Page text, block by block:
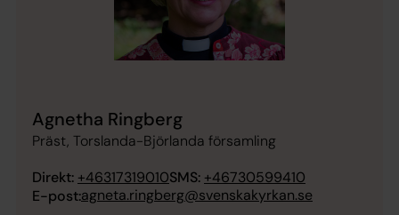
Agnetha Ringberg
Präst, Torslanda-Björlanda församling
Direkt: +46317319010SMS: +46730599410
E-post:agneta.ringberg@svenskakyrkan.se